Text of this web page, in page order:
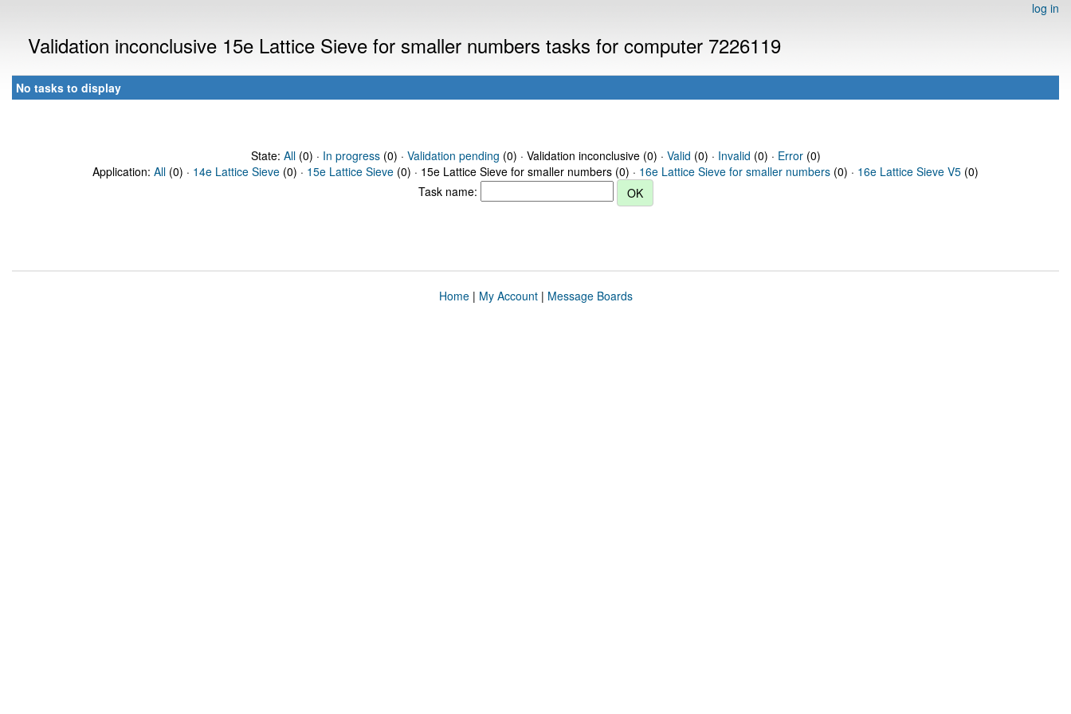
log in
Validation inconclusive 15e Lattice Sieve for smaller numbers tasks for computer 7226119
No tasks to display
State: All(0) · In progress(0) · Validation pending (0) · Validation inconclusive (0) · Valid (0) · Invalid (0) · Error(0)
Application: All (0) · 14e Lattice Sieve (0) · 15e Lattice Sieve (0) · 15e Lattice Sieve for smaller numbers (0) · 16e Lattice Sieve for smaller numbers (0) · 16e Lattice Sieve V5 (0)
Task name:
Home| My Account| Message Boards